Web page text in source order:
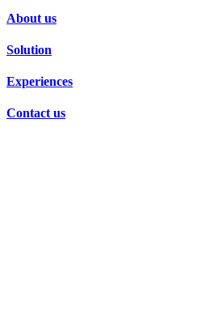
About us
Solution
Experiences
Contact us